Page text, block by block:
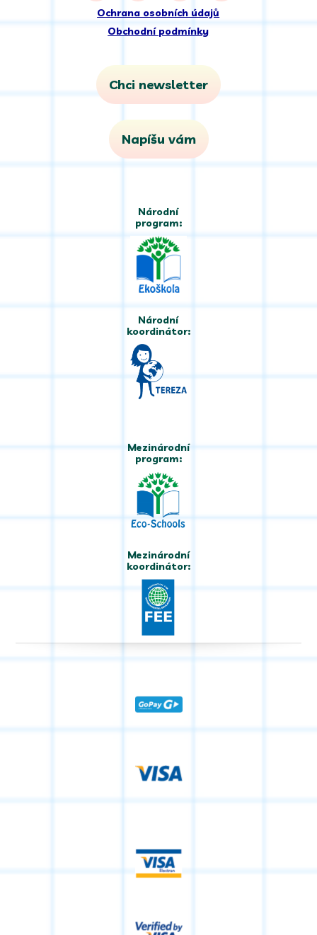
Ochrana osobních údajů
Obchodní podmínky
Chci newsletter
Napíšu vám
Národní
program:
Národní
koordinátor:
Mezinárodní
program:
Mezinárodní
koordinátor: